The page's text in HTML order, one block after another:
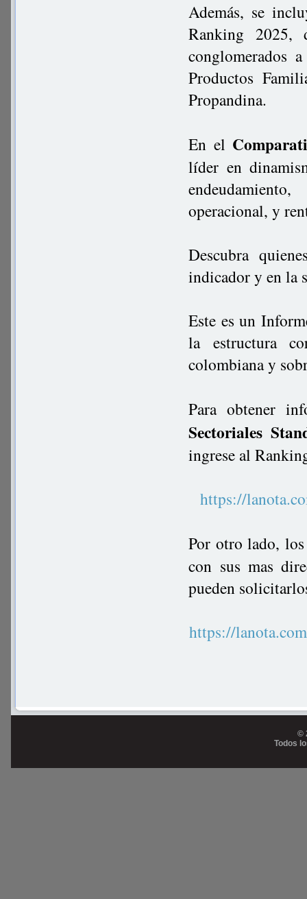
Además, se
Ranking 2025,
conglomerados
Productos
Propandina.
En el
líder en
operacional, y
Descubra
indicador y en la
Este es un
la estructura
colombiana y
Para obtener
Sectoriales
ingrese al
https://
Por otro lado,
con sus mas
pueden
https://
©
Todos